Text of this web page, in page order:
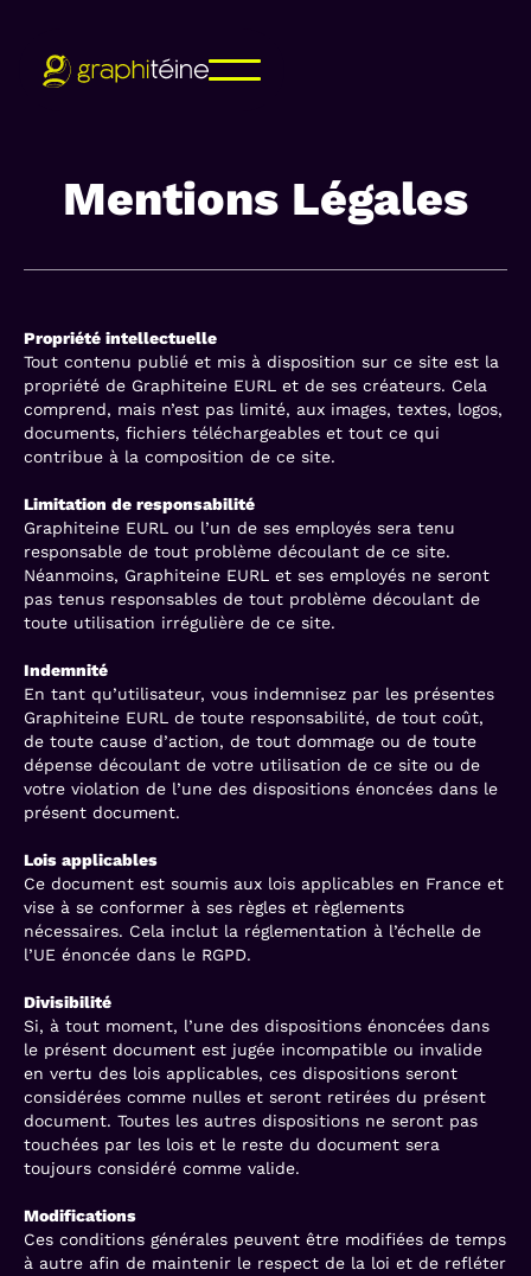
Mentions Légales
Propriété intellectuelle
Tout contenu publié et mis à disposition sur ce site est la
propriété de Graphiteine EURL et de ses créateurs. Cela
comprend, mais n’est pas limité, aux images, textes, logos,
documents, fichiers téléchargeables et tout ce qui
contribue à la composition de ce site.
Limitation de responsabilité
Graphiteine EURL ou l’un de ses employés sera tenu
responsable de tout problème découlant de ce site.
Néanmoins, Graphiteine EURL et ses employés ne seront
pas tenus responsables de tout problème découlant de
toute utilisation irrégulière de ce site.
Indemnité
En tant qu’utilisateur, vous indemnisez par les présentes
Graphiteine EURL de toute responsabilité, de tout coût,
de toute cause d’action, de tout dommage ou de toute
dépense découlant de votre utilisation de ce site ou de
votre violation de l’une des dispositions énoncées dans le
présent document.
Lois applicables
Ce document est soumis aux lois applicables en France et
vise à se conformer à ses règles et règlements
nécessaires. Cela inclut la réglementation à l’échelle de
l’UE énoncée dans le RGPD.
Divisibilité
Si, à tout moment, l’une des dispositions énoncées dans
le présent document est jugée incompatible ou invalide
en vertu des lois applicables, ces dispositions seront
considérées comme nulles et seront retirées du présent
document. Toutes les autres dispositions ne seront pas
touchées par les lois et le reste du document sera
toujours considéré comme valide.
Modifications
Ces conditions générales peuvent être modifiées de temps
à autre afin de maintenir le respect de la loi et de refléter